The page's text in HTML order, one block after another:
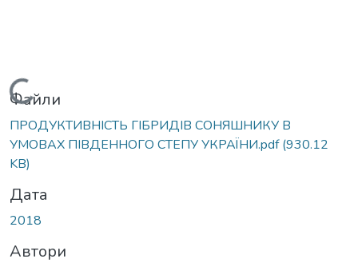
Вантажиться...
Файли
ПРОДУКТИВНІСТЬ ГІБРИДІВ СОНЯШНИКУ В
УМОВАХ ПІВДЕННОГО СТЕПУ УКРАЇНИ.pdf(930.12
KB)
Дата
2018
Автори